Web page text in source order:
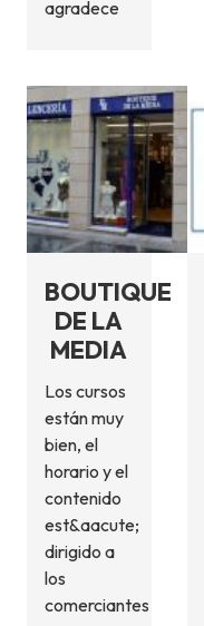
agradece
BOUTIQUE
DE LA
MEDIA
Los cursos
están muy
bien, el
horario y el
contenido
est&aacute;
dirigido a
los
comerciantes